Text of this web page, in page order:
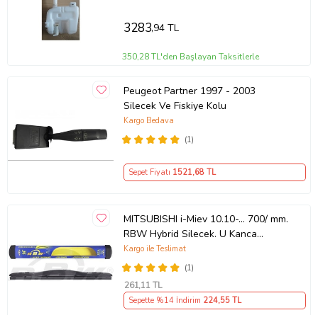
3283,94 TL
350,28 TL'den Başlayan Taksitlerle
Peugeot Partner 1997 - 2003
Silecek Ve Fiskiye Kolu
(1)
Kargo Bedava
Sepet Fiyatı 1521,68 TL
MITSUBISHI i-Miev 10.10-... 700/ mm.
RBW Hybrid Silecek. U Kanca
Uyumlu Hibrit
(1)
Kargo ile Teslimat
261,11 TL
Sepette %14 İndirim 224,55 TL